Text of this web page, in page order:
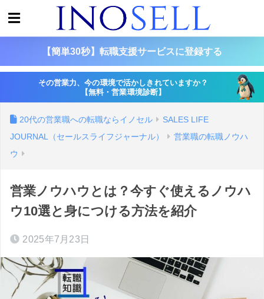
【簡単30秒】転職支援サービスに登録する
その営業力、今の環境で活かしきれていますか？
【無料・営業環境診断】
20代の営業職への転職ならイノセル
SALES LIFE
JOURNAL（セールスライフジャーナル）
営業職の転職ノウハ
ウ
営業ノウハウとは？今すぐ使えるノウハ
ウ10選と身につける方法を紹介
2025年7月23日